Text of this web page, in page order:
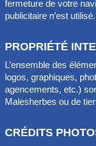
fermeture de votre
publicitaire n’est utilisé.
PROPRIÉTÉ
L’ensemble des
logos, graphiques,
agencements, etc.)
Malesherbes ou de
CRÉDITS